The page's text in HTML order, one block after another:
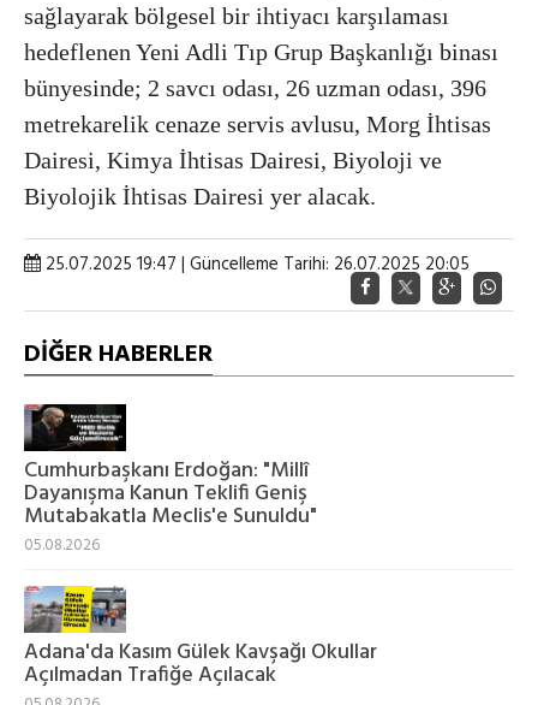
sağlayarak bölgesel bir ihtiyacı karşılaması
hedeflenen Yeni Adli Tıp Grup Başkanlığı binası
bünyesinde; 2 savcı odası, 26 uzman odası, 396
metrekarelik cenaze servis avlusu, Morg İhtisas
Dairesi, Kimya İhtisas Dairesi, Biyoloji ve
Biyolojik İhtisas Dairesi yer alacak.
25.07.2025 19:47 | Güncelleme Tarihi: 26.07.2025 20:05
DİĞER HABERLER
Cumhurbaşkanı Erdoğan: "Millî
Dayanışma Kanun Teklifi Geniş
Mutabakatla Meclis'e Sunuldu"
05.08.2026
Adana'da Kasım Gülek Kavşağı Okullar
Açılmadan Trafiğe Açılacak